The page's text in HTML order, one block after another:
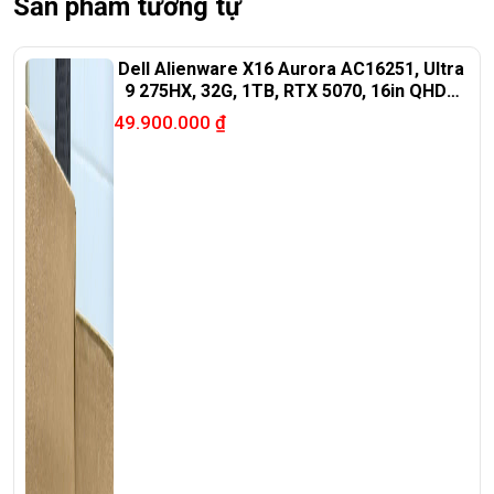
Sản phẩm tương tự
Dell Alienware X16 Aurora AC16251, Ultra
9 275HX, 32G, 1TB, RTX 5070, 16in QHD+
49.900.000 ₫